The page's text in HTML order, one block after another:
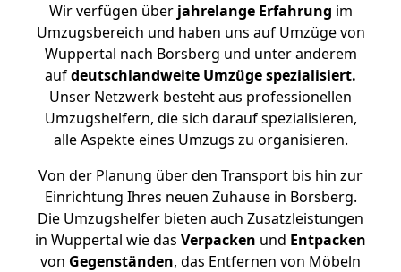
Wir verfügen überjahrelange Erfahrung im
Umzugsbereich und haben uns auf Umzüge von
Wuppertal nach Borsberg und unter anderem
aufdeutschlandweite Umzüge spezialisiert.
Unser Netzwerk besteht aus professionellen
Umzugshelfern, die sich darauf spezialisieren,
alle Aspekte eines Umzugs zu organisieren.
Von der Planung über den Transport bis hin zur
Einrichtung Ihres neuen Zuhause in Borsberg.
Die Umzugshelfer bieten auch Zusatzleistungen
in Wuppertal wie das Verpacken und Entpacken
von Gegenständen, das Entfernen von Möbeln